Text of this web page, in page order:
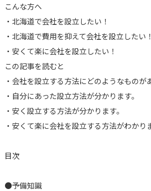
こんな方へ
・北海道で会社を設立したい！
・北海道で費用を抑えて会社を設立したい！
・安くて楽に会社を設立したい！
この記事を読むと
・会社を設立する方法にどのようなものが
・自分にあった設立方法が分かります。
・安く設立する方法が分かります。
・安くて楽に会社を設立する方法がわかり
目次
●予備知識